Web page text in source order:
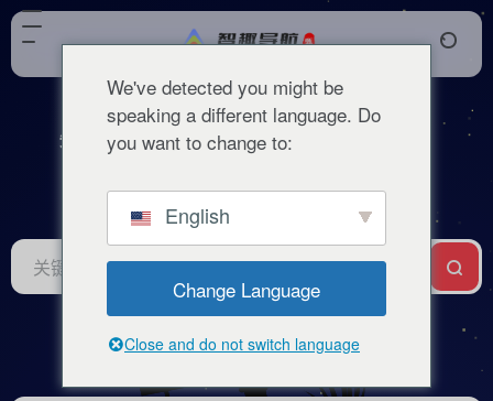
智趣AI甄选
智启未来・趣享生活
常用 搜索
We've detected you might be
speaking a different language. Do
you want to change to:
English
Change Language
Close and do not switch language